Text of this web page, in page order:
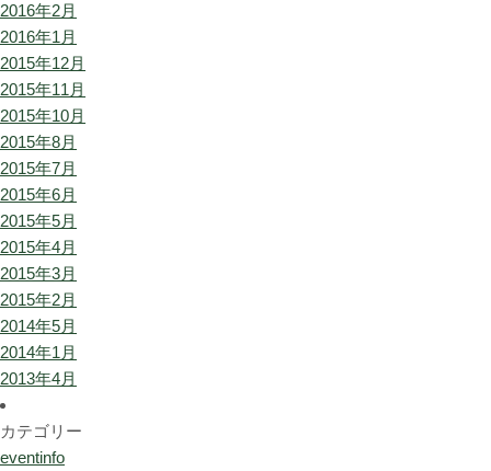
2016年2月
2016年1月
2015年12月
2015年11月
2015年10月
2015年8月
2015年7月
2015年6月
2015年5月
2015年4月
2015年3月
2015年2月
2014年5月
2014年1月
2013年4月
カテゴリー
eventinfo